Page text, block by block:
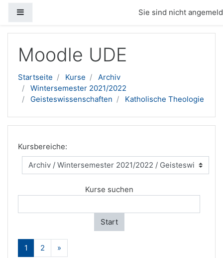
Sie sind nicht
Moodle UDE
Startseite Kurse
Archiv
Wintersemester 2021/2022
Geisteswissenschaften
Katholische Theologie
Kursbereiche:
Kurse suchen
Start
1 (aktuell)
2 »